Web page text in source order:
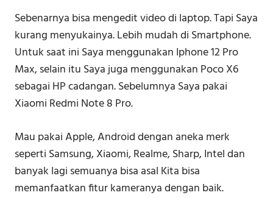
Sebenarnya bisa mengedit video di laptop. Tapi Saya
kurang menyukainya. Lebih mudah di Smartphone.
Untuk saat ini Saya menggunakan Iphone 12 Pro
Max, selain itu Saya juga menggunakan Poco X6
sebagai HP cadangan. Sebelumnya Saya pakai
Xiaomi Redmi Note 8 Pro.
Mau pakai Apple, Android dengan aneka merk
seperti Samsung, Xiaomi, Realme, Sharp, Intel dan
banyak lagi semuanya bisa asal Kita bisa
memanfaatkan fitur kameranya dengan baik.